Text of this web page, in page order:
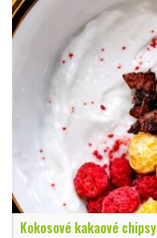
Kokosové kakaové chipsy